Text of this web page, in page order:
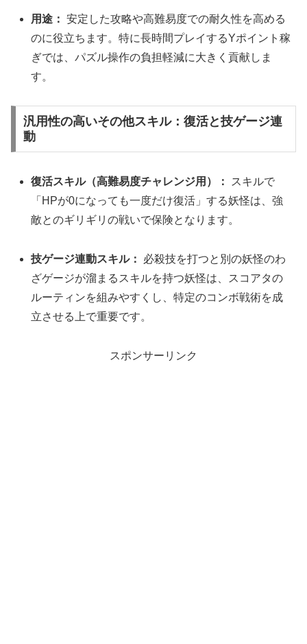
用途： 安定した攻略や高難易度での耐久性を高める
のに役立ちます。特に長時間プレイするYポイント稼
ぎでは、パズル操作の負担軽減に大きく貢献しま
す。
汎用性の高いその他スキル：復活と技ゲージ連
動
復活スキル（高難易度チャレンジ用）：
スキルで
「HPが0になっても一度だけ復活」する妖怪は、強
敵とのギリギリの戦いで保険となります。
技ゲージ連動スキル：
必殺技を打つと別の妖怪のわ
ざゲージが溜まるスキルを持つ妖怪は、スコアタの
ルーティンを組みやすくし、特定のコンボ戦術を成
立させる上で重要です。
スポンサーリンク